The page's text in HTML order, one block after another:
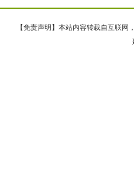
【免责声明】本站内容转载自互联